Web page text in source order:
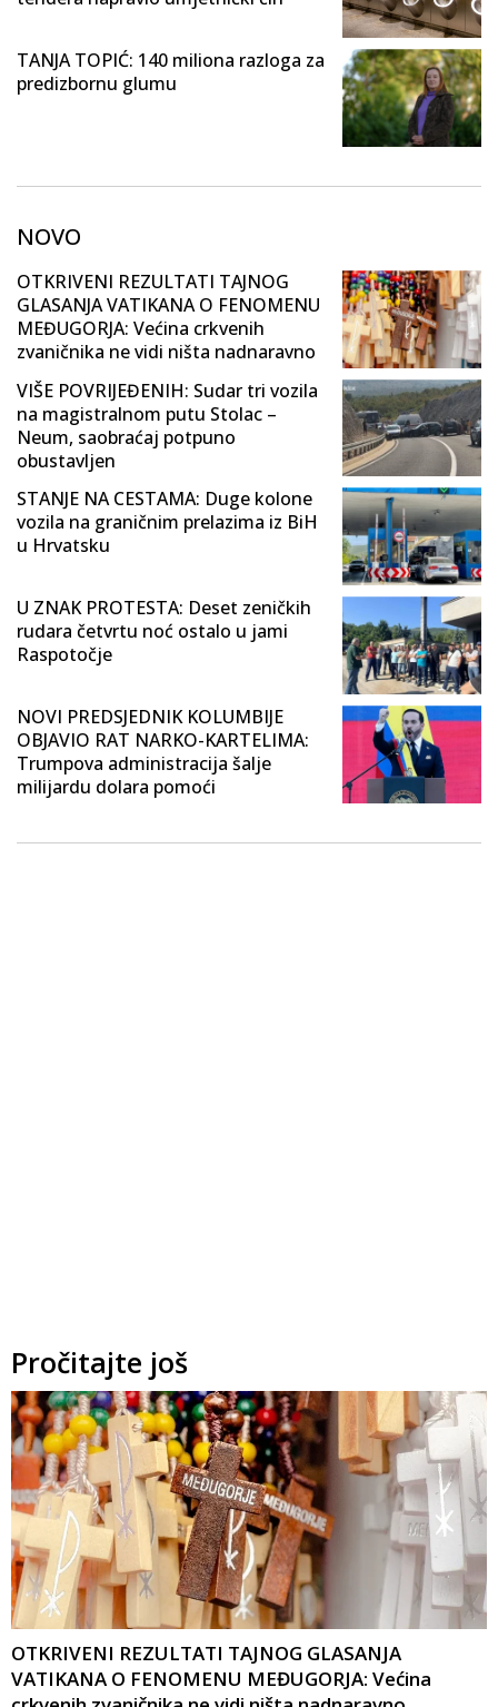
TANJA TOPIĆ: 140 miliona razloga za
predizbornu glumu
NOVO
OTKRIVENI REZULTATI TAJNOG
GLASANJA VATIKANA O FENOMENU
MEĐUGORJA: Većina crkvenih
zvaničnika ne vidi ništa nadnaravno
VIŠE POVRIJEĐENIH: Sudar tri vozila
na magistralnom putu Stolac –
Neum, saobraćaj potpuno
obustavljen
STANJE NA CESTAMA: Duge kolone
vozila na graničnim prelazima iz BiH
u Hrvatsku
U ZNAK PROTESTA: Deset zeničkih
rudara četvrtu noć ostalo u jami
Raspotočje
NOVI PREDSJEDNIK KOLUMBIJE
OBJAVIO RAT NARKO-KARTELIMA:
Trumpova administracija šalje
milijardu dolara pomoći
Pročitajte još
OTKRIVENI REZULTATI TAJNOG GLASANJA
VATIKANA O FENOMENU MEĐUGORJA: Većina